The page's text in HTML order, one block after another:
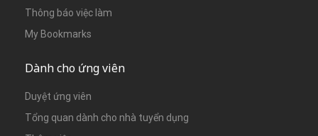
Thông báo việc làm
My Bookmarks
Dành cho ứng viên
Duyệt ứng viên
Tổng quan dành cho nhà tuyển dụng